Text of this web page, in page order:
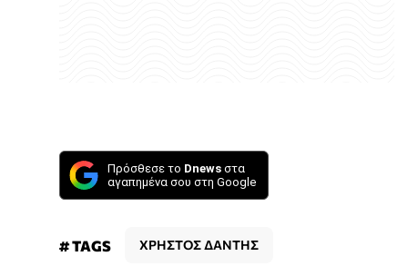
Πρόσθεσε το Dnews στα
αγαπημένα σου στη Google
# TAGS ΧΡΗΣΤΟΣ ΔΑΝΤΗΣ